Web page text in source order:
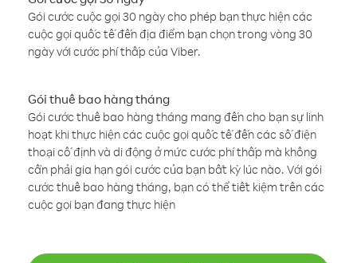
Gói cước cuộc gọi 30 ngày cho phép bạn thực hiện các
cuộc gọi quốc tế đến địa điểm bạn chọn trong vòng 30
ngày với cước phí thấp của Viber.
Gói thuê bao hàng tháng
Gói cước thuê bao hàng tháng mang đến cho bạn sự linh
hoạt khi thực hiện các cuộc gọi quốc tế đến các số điện
thoại cố định và di động ở mức cước phí thấp mà không
cần phải gia hạn gói cước của bạn bất kỳ lúc nào. Với gói
cước thuê bao hàng tháng, bạn có thể tiết kiệm trên các
cuộc gọi bạn đang thực hiện